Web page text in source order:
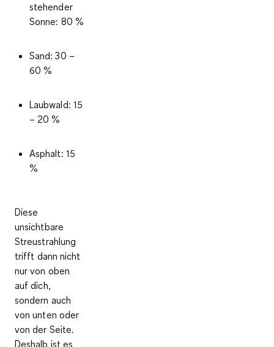
stehender
Sonne: 80 %
Sand: 30 –
60 %
Laubwald: 15
– 20 %
Asphalt: 15
%
Diese
unsichtbare
Streustrahlung
trifft dann nicht
nur von oben
auf dich,
sondern auch
von unten oder
von der Seite.
Deshalb ist es